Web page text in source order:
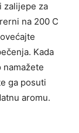
zalijepe za
na 200 C
Kada
ga posuti
aromu.